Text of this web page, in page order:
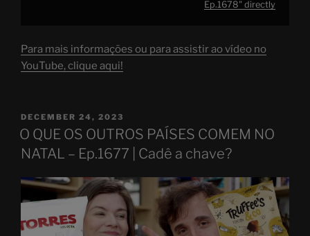
Ep.1678" directly
Para mais informações ou para assistir ao vídeo no
YouTube, clique aqui!
POSTED
ON
DECEMBER 24, 2023
O QUE OS OUTROS PAÍSES COMEM NO
NATAL – Ep.1677 | Cadê a chave?